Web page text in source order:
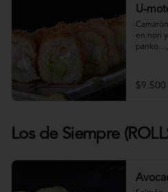
U-
en nori
panko.
$9.500
Los de Siempre